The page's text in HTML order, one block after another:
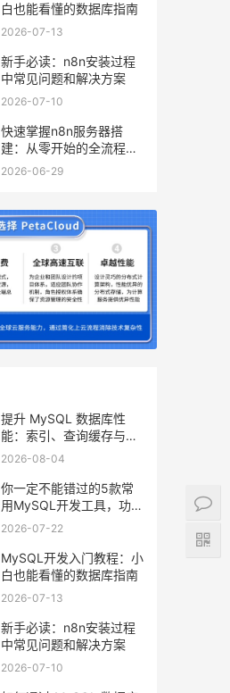
白也能看懂的数据库指南
2026-07-13
新手必读：n8n安装过程
中常见问题和解决方案
2026-07-10
快速掌握n8n服务器搭
建：从零开始的全流程指
南
2026-06-29
提升 MySQL 数据库性
能：索引、查询缓存与参
数优化全解析
2026-08-04
你一定不能错过的5款常
用MySQL开发工具，功能
强大又好用
2026-07-22
MySQL开发入门教程：小
白也能看懂的数据库指南
2026-07-13
新手必读：n8n安装过程
中常见问题和解决方案
2026-07-10